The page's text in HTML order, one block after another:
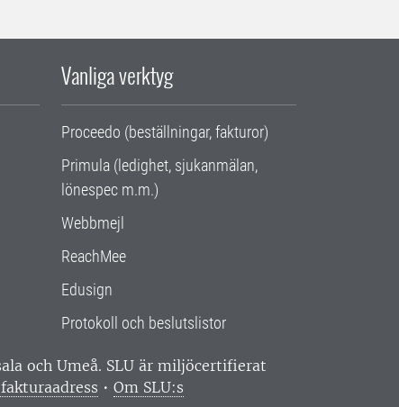
Vanliga verktyg
Proceedo (beställningar, fakturor)
Primula (ledighet, sjukanmälan,
lönespec m.m.)
Webbmejl
ReachMee
Edusign
Protokoll och beslutslistor
och Umeå. SLU är miljöcertifierat
• Om SLU:s